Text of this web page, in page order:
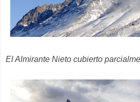
El Almirante Nieto cubierto